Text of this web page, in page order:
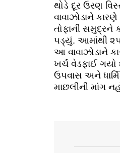
થોડે દૂર ઉરણ
વાવાઝોડાને
તોફાની સમુદ્રને
પડ્યું. આમાંથી
આ વાવાઝોડાને
ખર્ચ વેડફાઈ ગયો
ઉપવાસ અને
માછલીની માંગ